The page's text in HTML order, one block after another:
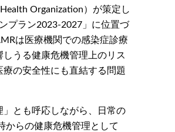
Organization）が策定し
プラン2023-2027」に位置づ
は医療機関での感染症診療
うる健康危機管理上のリス
の安全性にも直結する問題
とも呼応しながら、日常の
からの健康危機管理として